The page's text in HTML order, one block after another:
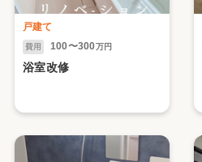
戸建て
費用 100〜300万円
浴室改修